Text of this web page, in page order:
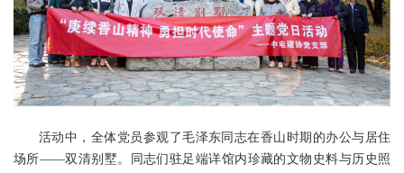
活动中，全体党员参观了毛泽东同志在香山时期的办公与居住
场所——双清别墅。同志们驻足端详馆内珍藏的文物史料与历史照